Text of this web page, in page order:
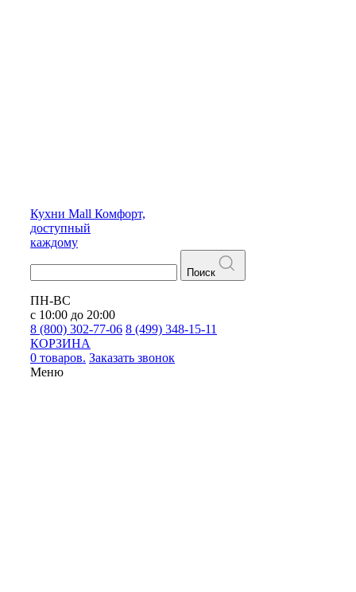
Кухни Mall Комфорт,
доступный
каждому
Поиск
ПН-ВС
с 10:00 до 20:00
8 (800) 302-77-06 8 (499) 348-15-11
КОРЗИНА
0 товаров. Заказать звонок
Меню